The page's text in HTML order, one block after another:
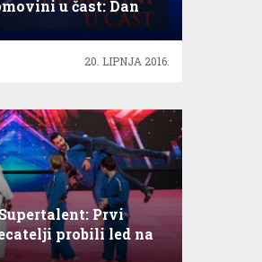
u čast: Dan
državnosti!
20. LIPNJA 2016.
Prvi
probili led na
audicijama